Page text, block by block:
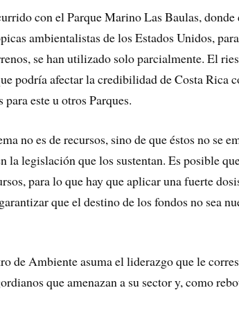
con el Parque Marino Las Baulas, donde
ambientalistas de los Estados Unidos,
se han utilizado solo parcialmente. El
podría afectar la credibilidad de Costa Rica
este u otros Parques.
no es de recursos, sino de que éstos no se
la legislación que los sustentan. Es posible
para lo que hay que aplicar una fuerte
que el destino de los fondos no sea
de Ambiente asuma el liderazgo que le
que amenazan a su sector y, como